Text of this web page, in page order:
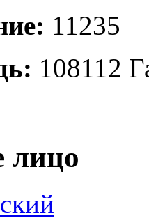
11235
108112
лицо